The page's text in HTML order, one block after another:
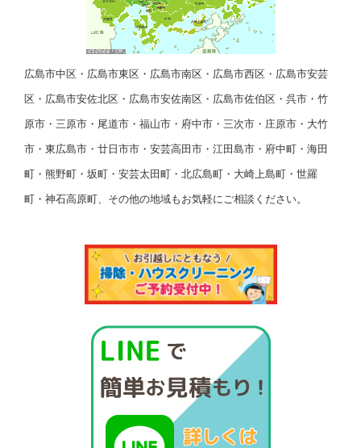
広島市中区・広島市東区・広島市南区・広島市西区・広島市安芸
区・広島市安佐北区・広島市安佐南区・広島市佐伯区・呉市・竹
原市・三原市・尾道市・福山市・府中市・三次市・庄原市・大竹
市・東広島市・廿日市市・安芸高田市・江田島市・府中町・海田
町・熊野町・坂町・安芸太田町・北広島町・大崎上島町・世羅
町・神石高原町、その他の地域もお気軽にご相談ください。